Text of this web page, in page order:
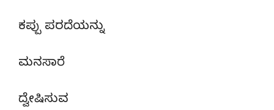
ಕಪ್ಪು ಪರದೆಯನ್ನು
ಮನಸಾರೆ
ದ್ವೇಷಿಸುವ